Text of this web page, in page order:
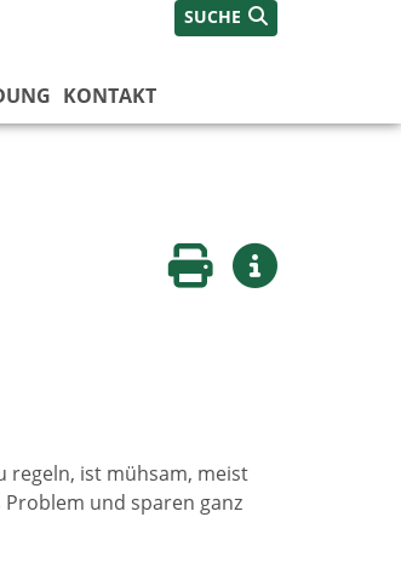
SUCHE
KONTAKT
Seite druckenWeitere Infos
regeln, ist mühsam, meist
und sparen ganz